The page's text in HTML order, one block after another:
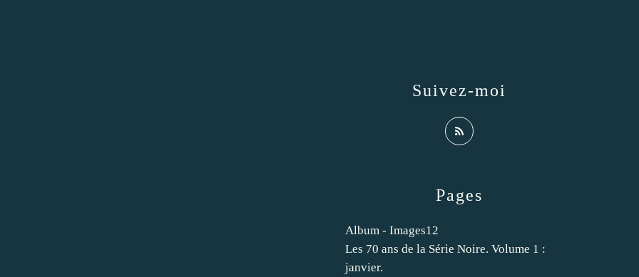
Pages
Album - Images12
Les 70 ans de la Série Noire. Volume 1 :
janvier.
Suivez-moi